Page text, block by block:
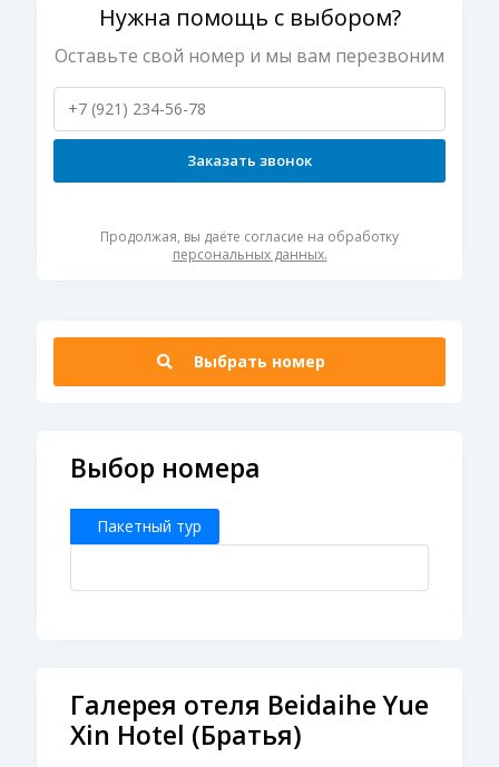
Нужна помощь с выбором?
Оставьте свой номер и мы вам перезвоним
Заказать звонок
Продолжая, вы даёте согласие на обработку
персональных данных.
Выбрать номер
Выбор номера
Пакетный тур
Галерея отеля Beidaihe Yue
Xin Hotel (Братья)